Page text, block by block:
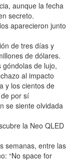
aunque la fecha
secreto.
aparecieron junto
de tres días y
de dólares.
de lujo,
al impacto
y los cientos de
por sí
se siente olvidada
la Neo QLED
semanas, entre las
“No space for